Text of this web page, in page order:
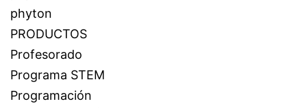
phyton
PRODUCTOS
Profesorado
Programa STEM
Programación